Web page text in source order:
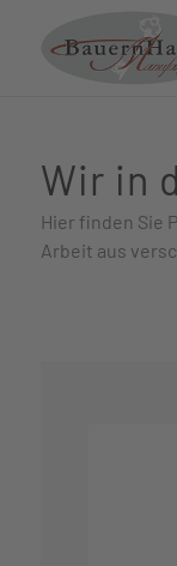
Wir in
Hier finden Sie
Arbeit aus